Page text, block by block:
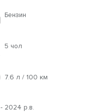
Бензин
5 чoл
7.6 л / 100 км
- 2024 р.в.